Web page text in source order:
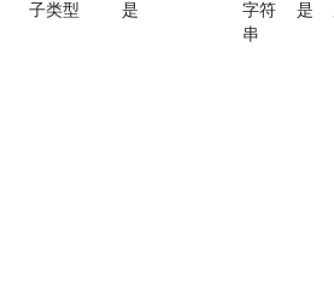
子类型 是
字符
串
是